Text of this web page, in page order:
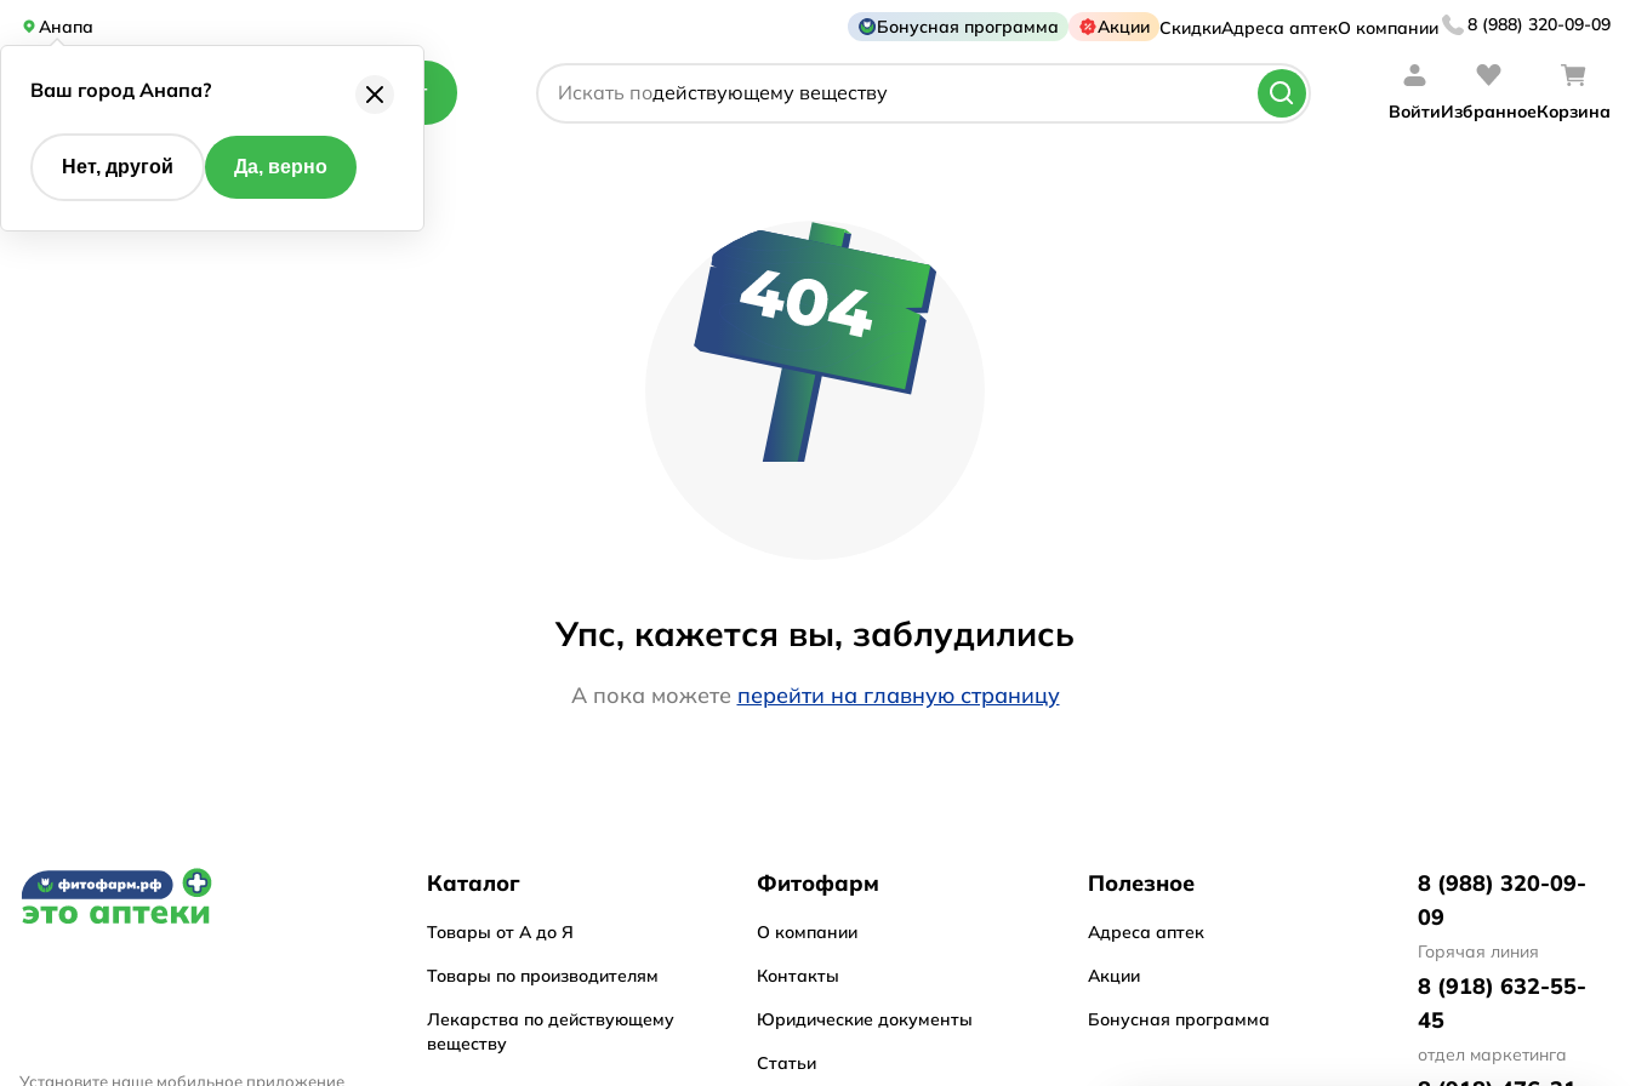
Анапа Бонусная программа Акции СкидкиАдреса аптекО компании 8 (988) 320-09-09
Каталог Искать по
названию препарата
действующему веществу
ВойтиИзбранноеКорзина
Упс, кажется вы, заблудились
А пока можете перейти на главную страницу
Установите наше мобильное приложение
Каталог
Товары от А до Я
Товары по производителям
Лекарства по действующему
веществу
Фитофарм
О компании
Контакты
Юридические документы
Статьи
Полезное
Адреса аптек
Акции
Бонусная программа
8 (988) 320-09-
09
Горячая линия
8 (918) 632-55-
45
отдел маркетинга
Ваш город Анапа?
Нет, другой Да, верно